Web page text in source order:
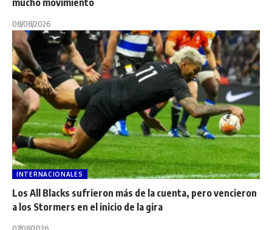
mucho movimiento
08/08/2026
INTERNACIONALES
Los All Blacks sufrieron más de la cuenta, pero vencieron
a los Stormers en el inicio de la gira